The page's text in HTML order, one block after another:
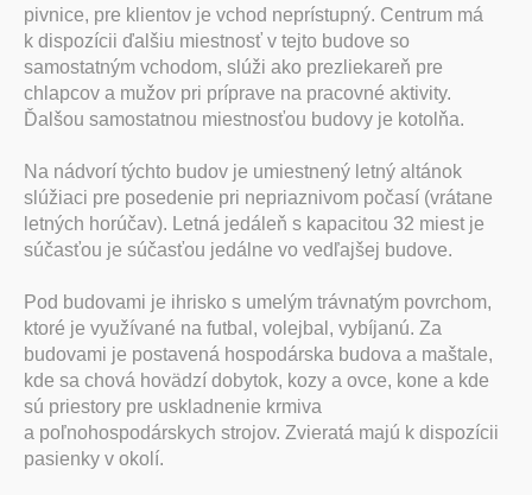
pivnice, pre klientov je vchod neprístupný. Centrum má
k dispozícii ďalšiu miestnosť v tejto budove so
samostatným vchodom, slúži ako prezliekareň pre
chlapcov a mužov pri príprave na pracovné aktivity.
Ďalšou samostatnou miestnosťou budovy je kotolňa.
Na nádvorí týchto budov je umiestnený letný altánok
slúžiaci pre posedenie pri nepriaznivom počasí (vrátane
letných horúčav). Letná jedáleň s kapacitou 32 miest je
súčasťou je súčasťou jedálne vo vedľajšej budove.
Pod budovami je ihrisko s umelým trávnatým povrchom,
ktoré je využívané na futbal, volejbal, vybíjanú. Za
budovami je postavená hospodárska budova a maštale,
kde sa chová hovädzí dobytok, kozy a ovce, kone a kde
sú priestory pre uskladnenie krmiva
a poľnohospodárskych strojov. Zvieratá majú k dispozícii
pasienky v okolí.